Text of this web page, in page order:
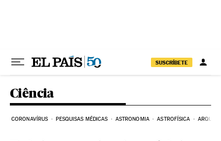
SUSCRÍBETE
Ciência
CORONAVÍRUS PESQUISAS MÉDICAS ASTRONOMIA ASTROFÍSICA